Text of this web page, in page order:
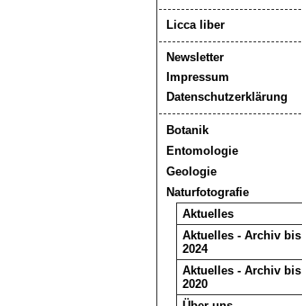
Licca liber
Newsletter
Impressum
Datenschutzerklärung
Botanik
Entomologie
Geologie
Naturfotografie
Aktuelles
Aktuelles - Archiv bis
2024
Aktuelles - Archiv bis
2020